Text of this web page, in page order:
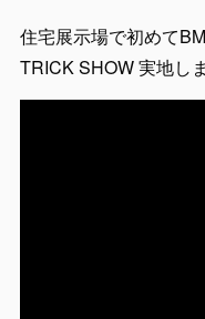
住宅展示場で初めて
TRICK SHOW 実地し